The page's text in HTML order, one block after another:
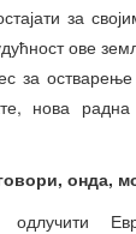
за
ове
за
нова радна
онда,